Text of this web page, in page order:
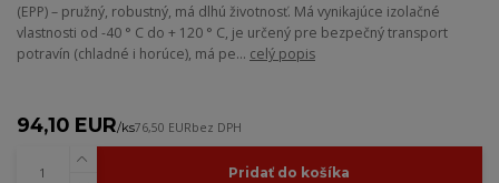
(EPP) – pružný, robustný, má dlhú životnosť. Má vynikajúce izolačné
vlastnosti od -40 ° C do + 120 ° C, je určený pre bezpečný transport
potravín (chladné i horúce), má pe... celý popis
94,10 EUR/ks76,50 EURbez DPH
Pridať do košíka